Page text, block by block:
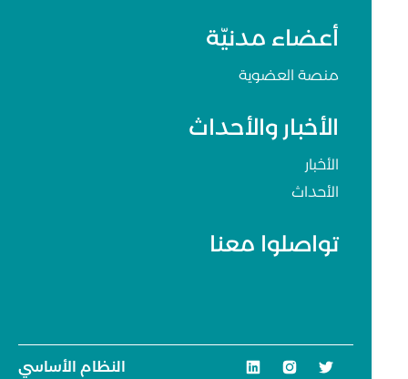
أعضاء مدنيّة
منصة العضوية
الأخبار والأحداث
الأخبار
الأحداث
تواصلوا معنا
النظام الأساسي